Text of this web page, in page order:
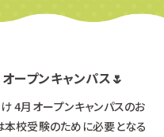
ープンキャンパス🌷
4月オープンキャンパスのお
校受験のために必要となる